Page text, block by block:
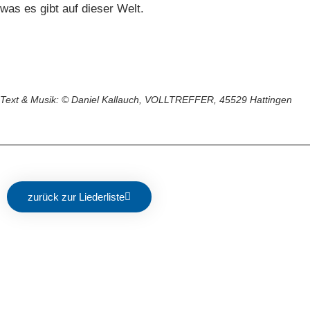
was es gibt auf dieser Welt.
Text & Musik: © Daniel Kallauch, VOLLTREFFER, 45529 Hattingen
zurück zur Liederliste